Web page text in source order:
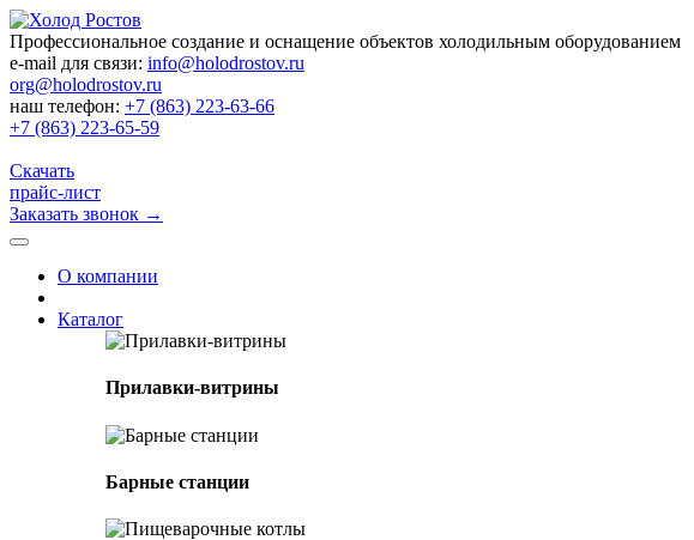
Профессиональное создание и оснащение объектов холодильным оборудованием
e-mail для связи: info@holodrostov.ru
org@holodrostov.ru
наш телефон: +7 (863) 223-63-66
+7 (863) 223-65-59
Скачать
прайс-лист
Заказать звонок →
О компании
Каталог
Прилавки-витрины
Барные станции